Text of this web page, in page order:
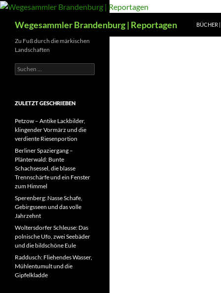
Zum
springenWegesammler Brandenburg | Reportagen BÜCHER
Zu Fuß durch die märkischen
Landschaften
Suchen
nach:
ZULETZT GESCHRIEBEN
Petzow – Antike Lackbilder,
klingender Vormärz und die
verdiente Riesenportion
Berliner Spaziergang –
Plänterwald: Bunte
Schachsessel, die blasse
Trennschärfe und ein Fenster
zum Himmel
Sperenberg: Nasse Schafe,
Gebirgsseen und das volle
Jahrzehnt
Woltersdorfer Schleuse: Das
polnische Ufo, zwei Seebäder
und die bildschöne Eule
Raddusch: Fliehendes Wasser,
Mühlentumult und die
Gipfelkladde